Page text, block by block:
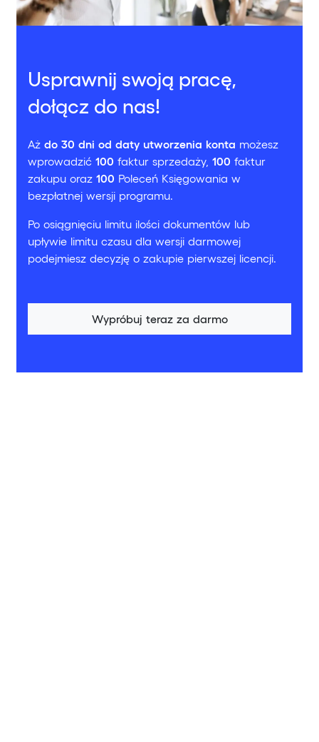
Usprawnij swoją pracę,
dołącz do nas!
Ażdo 30 dni od daty utworzenia konta możesz
wprowadzić100 faktur sprzedaży,100 faktur
zakupu oraz100 Poleceń Księgowania w
bezpłatnej wersji programu.
Po osiągnięciu limitu ilości dokumentów lub
upływie limitu czasu dla wersji darmowej
podejmiesz decyzję o zakupie pierwszej licencji.
Wypróbuj teraz za darmo